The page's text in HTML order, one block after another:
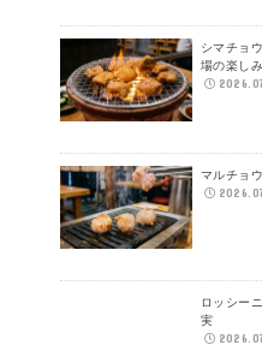
シマチョ
場の楽し
マルチョ
ロッシー
実